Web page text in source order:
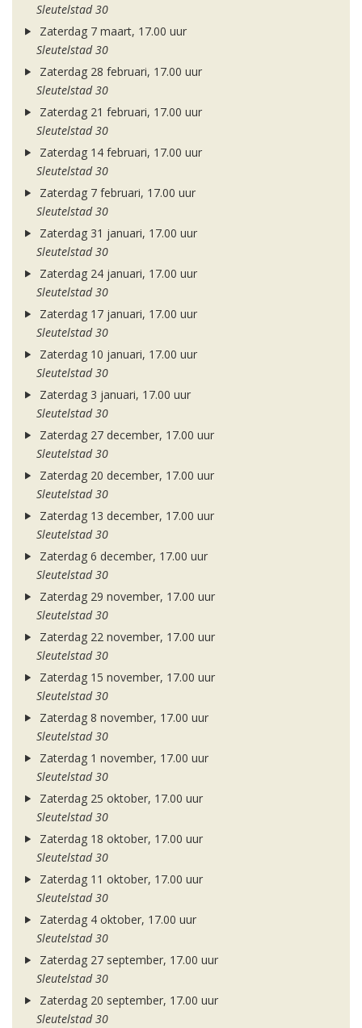
Sleutelstad 30
Zaterdag 7 maart, 17.00 uur
Sleutelstad 30
Zaterdag 28 februari, 17.00 uur
Sleutelstad 30
Zaterdag 21 februari, 17.00 uur
Sleutelstad 30
Zaterdag 14 februari, 17.00 uur
Sleutelstad 30
Zaterdag 7 februari, 17.00 uur
Sleutelstad 30
Zaterdag 31 januari, 17.00 uur
Sleutelstad 30
Zaterdag 24 januari, 17.00 uur
Sleutelstad 30
Zaterdag 17 januari, 17.00 uur
Sleutelstad 30
Zaterdag 10 januari, 17.00 uur
Sleutelstad 30
Zaterdag 3 januari, 17.00 uur
Sleutelstad 30
Zaterdag 27 december, 17.00 uur
Sleutelstad 30
Zaterdag 20 december, 17.00 uur
Sleutelstad 30
Zaterdag 13 december, 17.00 uur
Sleutelstad 30
Zaterdag 6 december, 17.00 uur
Sleutelstad 30
Zaterdag 29 november, 17.00 uur
Sleutelstad 30
Zaterdag 22 november, 17.00 uur
Sleutelstad 30
Zaterdag 15 november, 17.00 uur
Sleutelstad 30
Zaterdag 8 november, 17.00 uur
Sleutelstad 30
Zaterdag 1 november, 17.00 uur
Sleutelstad 30
Zaterdag 25 oktober, 17.00 uur
Sleutelstad 30
Zaterdag 18 oktober, 17.00 uur
Sleutelstad 30
Zaterdag 11 oktober, 17.00 uur
Sleutelstad 30
Zaterdag 4 oktober, 17.00 uur
Sleutelstad 30
Zaterdag 27 september, 17.00 uur
Sleutelstad 30
Zaterdag 20 september, 17.00 uur
Sleutelstad 30